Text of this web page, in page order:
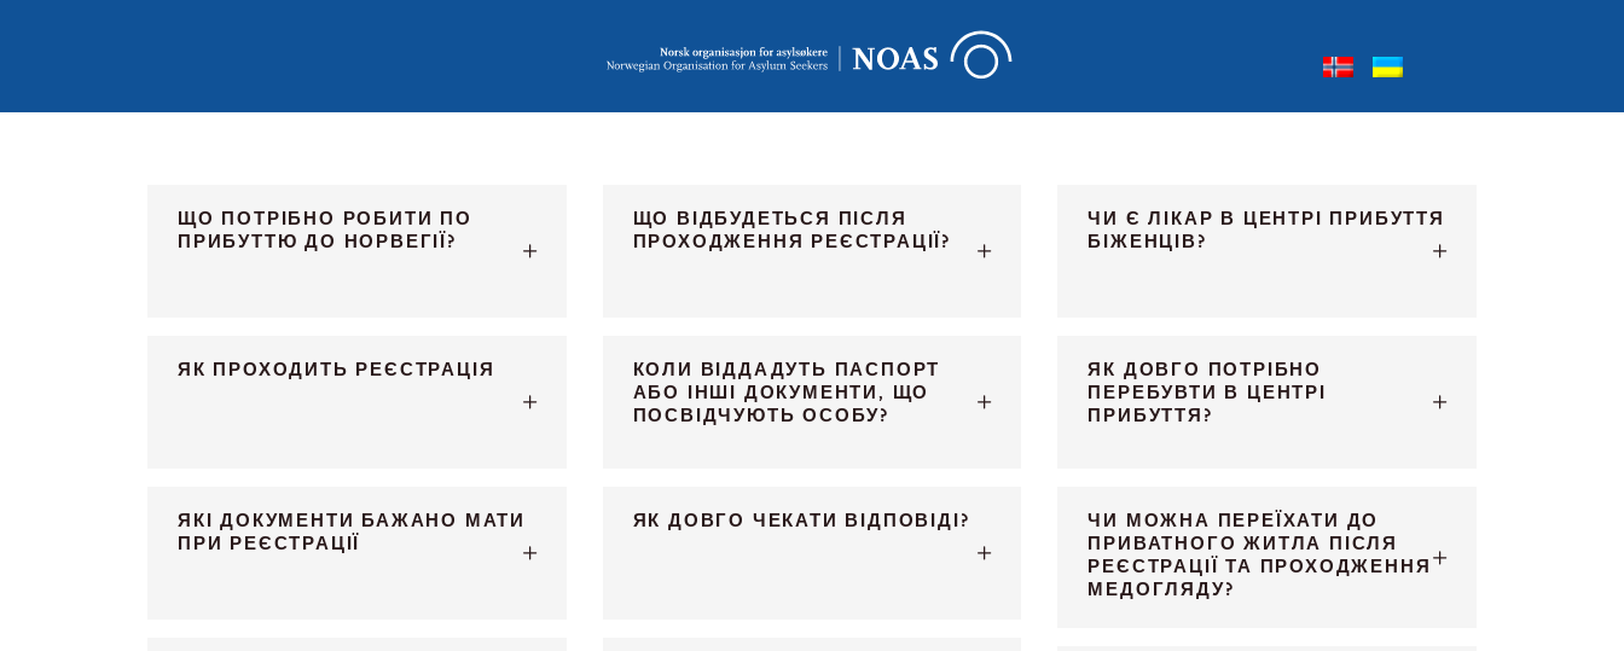
ЩО ПОТРІБНО РОБИТИ ПО
ПРИБУТТЮ ДО НОРВЕГІЇ?
ЯК ПРОХОДИТЬ РЕЄСТРАЦІЯ
ЯКІ ДОКУМЕНТИ БАЖАНО МАТИ
ПРИ РЕЄСТРАЦІЇ
ЩО ВІДБУДЕТЬСЯ ПІСЛЯ
ПРОХОДЖЕННЯ РЕЄСТРАЦІЇ?
КОЛИ ВІДДАДУТЬ ПАСПОРТ
АБО ІНШІ ДОКУМЕНТИ, ЩО
ПОСВІДЧУЮТЬ ОСОБУ?
ЯК ДОВГО ЧЕКАТИ ВІДПОВІДІ?
ЧИ Є ЛІКАР В ЦЕНТРІ ПРИБУТТЯ
БІЖЕНЦІВ?
ЯК ДОВГО ПОТРІБНО
ПЕРЕБУВТИ В ЦЕНТРІ
ПРИБУТТЯ?
ЧИ МОЖНА ПЕРЕЇХАТИ ДО
ПРИВАТНОГО ЖИТЛА ПІСЛЯ
РЕЄСТРАЦІЇ ТА ПРОХОДЖЕННЯ
МЕДОГЛЯДУ?